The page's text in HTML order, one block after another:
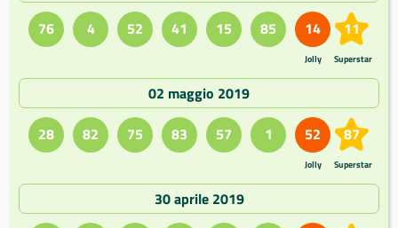
76
4 52 41 15 85 14
Jolly
11
Superstar
02 maggio 2019
28
82 75 83 57 1 52
Jolly
87
Superstar
30 aprile 2019